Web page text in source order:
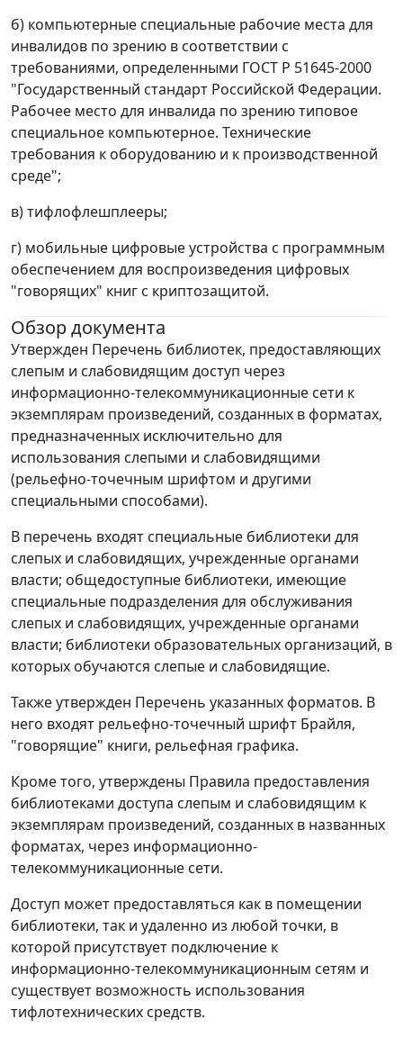
б) компьютерные специальные рабочие места для
инвалидов по зрению в соответствии с
требованиями, определенными ГОСТ Р 51645-2000
"Государственный стандарт Российской Федерации.
Рабочее место для инвалида по зрению типовое
специальное компьютерное. Технические
требования к оборудованию и к производственной
среде";
в) тифлофлешплееры;
г) мобильные цифровые устройства с программным
обеспечением для воспроизведения цифровых
"говорящих" книг с криптозащитой.
Обзор документа
Утвержден Перечень библиотек, предоставляющих
слепым и слабовидящим доступ через
информационно-телекоммуникационные сети к
экземплярам произведений, созданных в форматах,
предназначенных исключительно для
использования слепыми и слабовидящими
(рельефно-точечным шрифтом и другими
специальными способами).
В перечень входят специальные библиотеки для
слепых и слабовидящих, учрежденные органами
власти; общедоступные библиотеки, имеющие
специальные подразделения для обслуживания
слепых и слабовидящих, учрежденные органами
власти; библиотеки образовательных организаций, в
которых обучаются слепые и слабовидящие.
Также утвержден Перечень указанных форматов. В
него входят рельефно-точечный шрифт Брайля,
"говорящие" книги, рельефная графика.
Кроме того, утверждены Правила предоставления
библиотеками доступа слепым и слабовидящим к
экземплярам произведений, созданных в названных
форматах, через информационно-
телекоммуникационные сети.
Доступ может предоставляться как в помещении
библиотеки, так и удаленно из любой точки, в
которой присутствует подключение к
информационно-телекоммуникационным сетям и
существует возможность использования
тифлотехнических средств.